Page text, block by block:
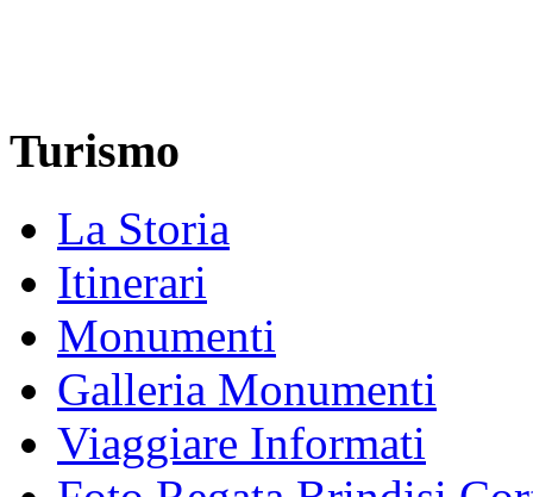
Turismo
La Storia
Itinerari
Monumenti
Galleria Monumenti
Viaggiare Informati